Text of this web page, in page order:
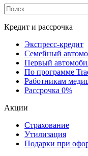
Кредит и рассрочка
Экспресс-кредит
Семейный
Первый
По программе
Работникам
Рассрочка 0%
Акции
Страхование
Утилизация
Подарки при